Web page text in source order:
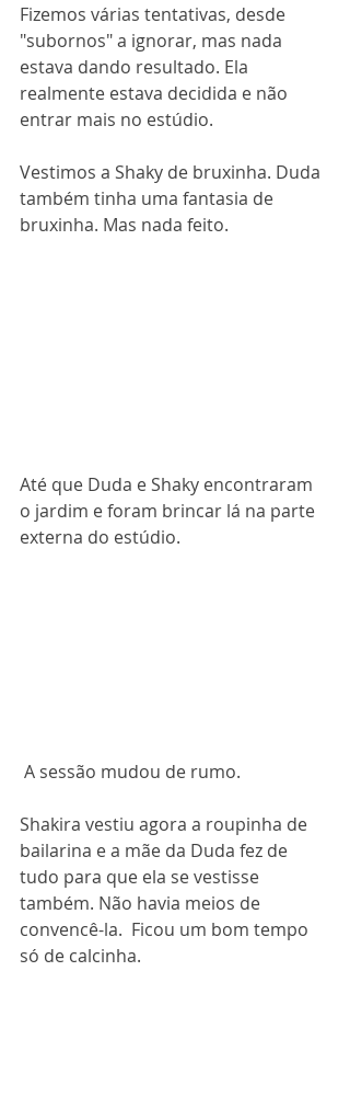
Fizemos várias tentativas, desde
"subornos" a ignorar, mas nada
estava dando resultado. Ela
realmente estava decidida e não
entrar mais no estúdio.
Vestimos a Shaky de bruxinha. Duda
também tinha uma fantasia de
bruxinha. Mas nada feito.
Até que Duda e Shaky encontraram
o jardim e foram brincar lá na parte
externa do estúdio.
A sessão mudou de rumo.
Shakira vestiu agora a roupinha de
bailarina e a mãe da Duda fez de
tudo para que ela se vestisse
também. Não havia meios de
convencê-la.  Ficou um bom tempo
só de calcinha.